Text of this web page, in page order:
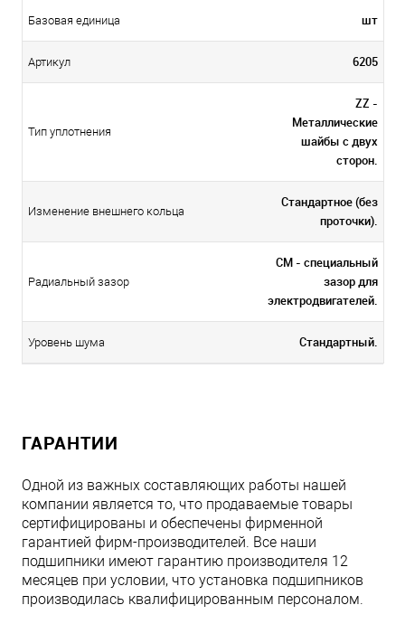
Базовая единица шт
Артикул 6205
Тип уплотнения
ZZ -
Металлические
шайбы с двух
сторон.
Изменение внешнего кольца
Стандартное (без
проточки).
Радиальный зазор
CM - специальный
зазор для
электродвигателей.
Уровень шума Стандартный.
ГАРАНТИИ
Одной из важных составляющих работы нашей
компании является то, что продаваемые товары
сертифицированы и обеспечены фирменной
гарантией фирм-производителей. Все наши
подшипники имеют гарантию производителя 12
месяцев при условии, что установка подшипников
производилась квалифицированным персоналом.